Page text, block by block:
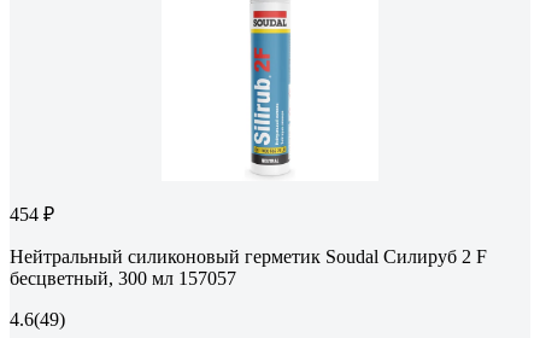
454 ₽
Нейтральный силиконовый герметик Soudal Силируб 2 F
бесцветный, 300 мл 157057
4.6(49)